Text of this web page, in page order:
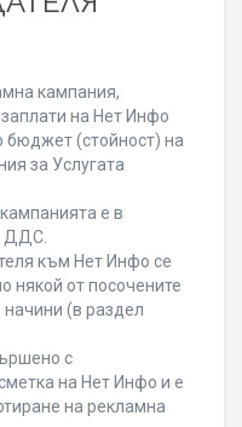
кампания,
на Нет Инфо
бюджет (стойност) на
за Услугата
е в
ДДС.
към Нет Инфо се
някой от посочените
(в раздел
с
на Нет Инфо и е
на рекламна